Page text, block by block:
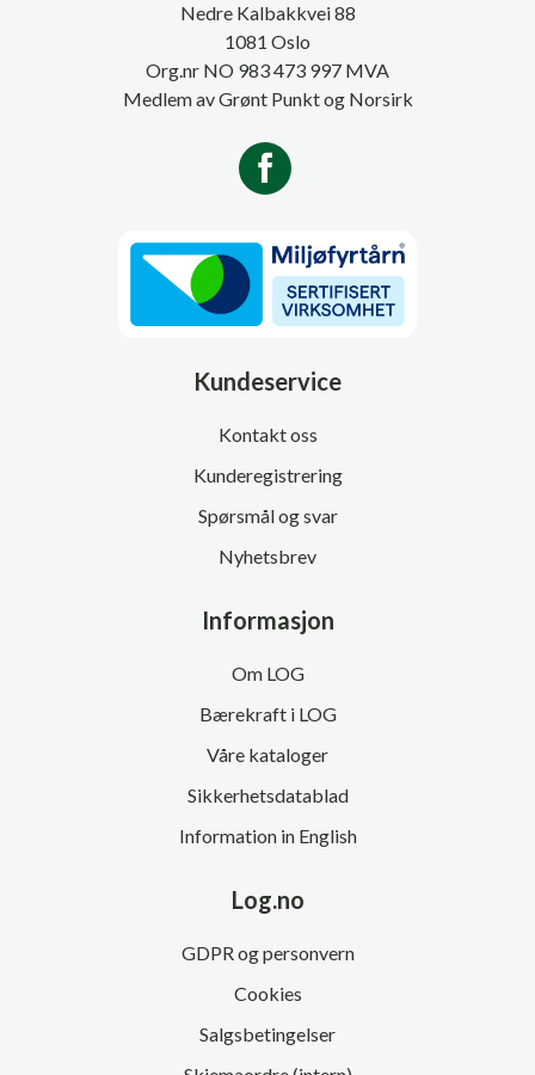
Nedre Kalbakkvei 88
1081 Oslo
Org.nr NO 983 473 997 MVA
Medlem av Grønt Punkt og Norsirk
Kundeservice
Kontakt oss
Kunderegistrering
Spørsmål og svar
Nyhetsbrev
Informasjon
Om LOG
Bærekraft i LOG
Våre kataloger
Sikkerhetsdatablad
Information in English
Log.no
GDPR og personvern
Cookies
Salgsbetingelser